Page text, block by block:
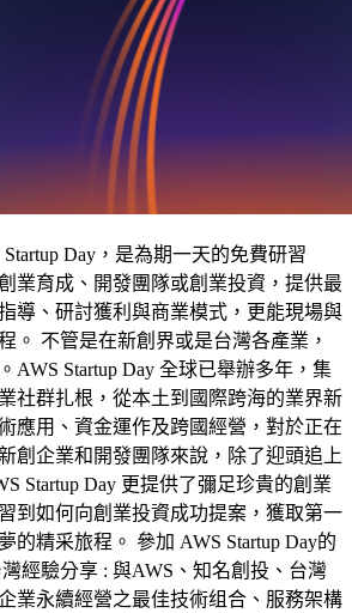
Day，是為期一天的免費研習
業育成、開發團隊或創業投資，提供最
導、研討獲利與商業模式，更能現場與
。 不管是在新創界或是台灣各產業，
AWS Startup Day 全球已舉辦多年，集
社群扎根，從本土到國際跨海的業界新
應用、資金運作及跨國經營，對於正在
創企業和開發團隊來說，除了迎頭追上
Startup Day 更提供了彌足珍貴的創業
到如何向創業投資成功提案，獲取第一
的精采旅程。 參加 AWS Startup Day的
經驗分享 : 與AWS、知名創投、台灣
業永續經營之最佳技術组合、服務架構